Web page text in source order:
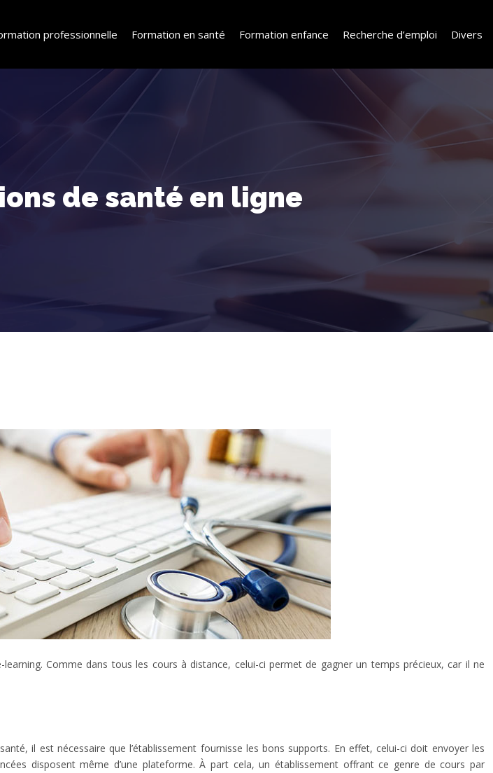
professionnelle Formation en santé Formation enfance Recherche d’emploi Divers
de santé en ligne
Comme dans tous les cours à distance, celui-ci permet de gagner un temps précieux, car il ne
il est nécessaire que l’établissement fournisse les bons supports. En effet, celui-ci doit envoyer les
disposent même d’une plateforme. À part cela, un établissement offrant ce genre de cours par